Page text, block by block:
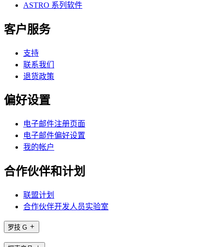
ASTRO 系列软件
客户服务
支持
联系我们
退货政策
偏好设置
电子邮件注册页面
电子邮件偏好设置
我的帐户
合作伙伴和计划
联盟计划
合作伙伴开发人员实验室
罗技 G